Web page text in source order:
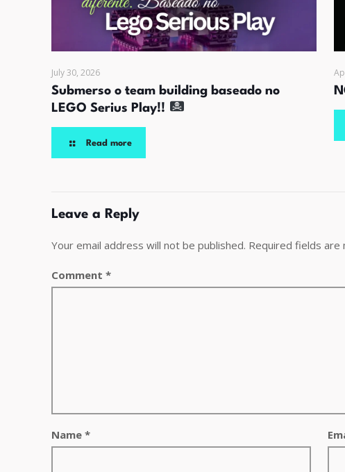
July 30, 2026
Submerso o team building baseado no
LEGO Serius Play!!
Read more
Leave a Reply
Your email address will not be published. Required fields
Comment*
Name*